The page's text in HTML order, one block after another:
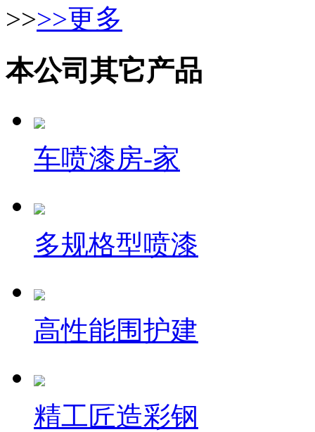
>>>>更多
本公司其它产品
车喷漆房-家
多规格型喷漆
高性能围护建
精工匠造彩钢